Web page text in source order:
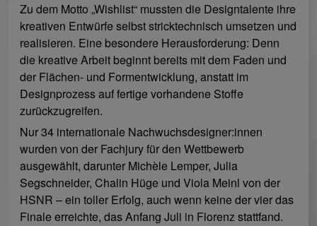
Zu dem Motto „Wishlist“ mussten die Designtalente ihre
kreativen Entwürfe selbst stricktechnisch umsetzen und
realisieren. Eine besondere Herausforderung: Denn
die kreative Arbeit beginnt bereits mit dem Faden und
der Flächen- und Formentwicklung, anstatt im
Designprozess auf fertige vorhandene Stoffe
zurückzugreifen.
Nur 34 internationale Nachwuchsdesigner:innen
wurden von der Fachjury für den Wettbewerb
ausgewählt, darunter Michèle Lemper, Julia
Segschneider, Chalin Hüge und Viola Meinl von der
HSNR – ein toller Erfolg, auch wenn keine der vier das
Finale erreichte, das Anfang Juli in Florenz stattfand.